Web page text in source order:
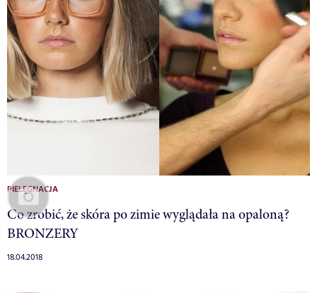
PIELĘGNACJA
Co zrobić, że skóra po zimie wyglądała na opaloną?
BRONZERY
18.04.2018